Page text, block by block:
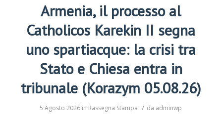
Armenia, il processo al
Catholicos Karekin II segna
uno spartiacque: la crisi tra
Stato e Chiesa entra in
tribunale (Korazym 05.08.26)
5 Agosto 2026 in Rassegna Stampa / da adminwp